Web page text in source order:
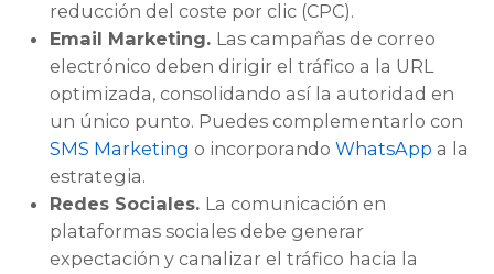
reducción del coste por clic (CPC).
Email Marketing. Las campañas de correo
electrónico deben dirigir el tráfico a la URL
optimizada, consolidando así la autoridad en
un único punto. Puedes complementarlo con
SMS Marketing o incorporando WhatsApp a la
estrategia.
Redes Sociales. La comunicación en
plataformas sociales debe generar
expectación y canalizar el tráfico hacia la